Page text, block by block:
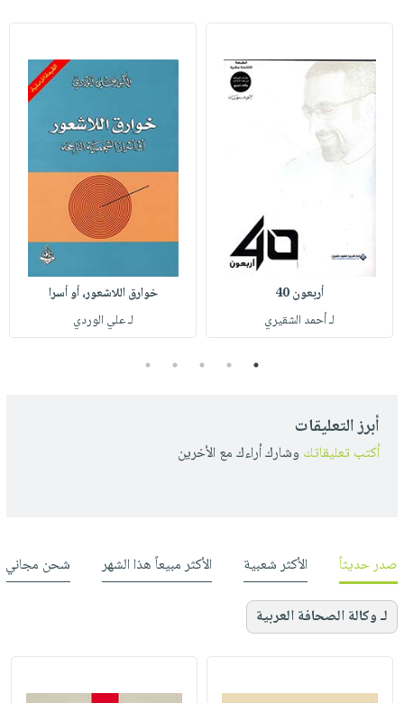
أربعون 40
لـ أحمد الشقيري
خوارق اللاشعور، أو أسرا
لـ علي الوردي
1
2
3
4
5
أبرز التعليقات
أكتب تعليقاتك وشارك أراءك مع الأخرين
صدر حديثاً الأكثر شعبية الأكثر مبيعاً هذا الشهر شحن مجاني
لـ وكالة الصحافة العربية